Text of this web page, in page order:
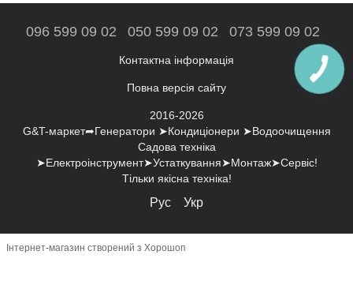
096 599 09 02 050 599 09 02 073 599 09 02
Контактна інформація
Повна версія сайту
2016-2026
G&T-маркет➦Генератори ➤Кондиціонери ➤Водоочищення
Садова техніка
➤Електроінструмент➤Устаткування➤Монтаж➤Сервіс!
Тільки якісна техніка!
Рус Укр
Інтернет-магазин створений з Хорошоп